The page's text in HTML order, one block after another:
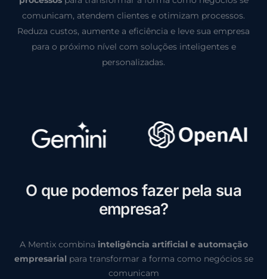
comunicam, atendem clientes e otimizam processos.
Reduza custos, aumente a eficiência e leve sua empresa
para o próximo nível com soluções inteligentes e
personalizadas.
O que podemos fazer pela sua
empresa?
A Mentix combina inteligência artificial e automação
empresarial para transformar a forma como negócios se
comunicam